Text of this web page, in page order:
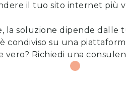
il tuo sito internet più
la soluzione dipende dalle
condiviso su una
vero? Richiedi una